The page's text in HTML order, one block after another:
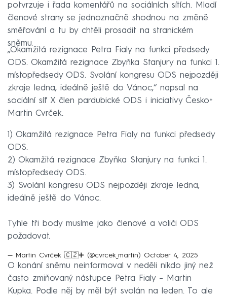
potvrzuje i řada komentářů na sociálních sítích. Mladí
členové strany se jednoznačně shodnou na změně
směřování a tu by chtěli prosadit na stranickém
sněmu.
„Okamžitá rezignace Petra Fialy na funkci předsedy
ODS. Okamžitá rezignace Zbyňka Stanjury na funkci 1.
místopředsedy ODS. Svolání kongresu ODS nejpozději
zkraje ledna, ideálně ještě do Vánoc,“ napsal na
sociální síť X člen pardubické ODS i iniciativy Česko+
Martin Cvrček.
1) Okamžitá rezignace Petra Fialy na funkci předsedy
ODS.
2) Okamžitá rezignace Zbyňka Stanjury na funkci 1.
místopředsedy ODS.
3) Svolání kongresu ODS nejpozději zkraje ledna,
ideálně ještě do Vánoc.
Tyhle tři body musíme jako členové a voliči ODS
požadovat.
— Martin Cvrček 🇨🇿➕ (@cvrcek_martin) October 4, 2025
O konání sněmu neinformoval v neděli nikdo jiný než
často zmiňovaný nástupce Petra Fialy – Martin
Kupka. Podle něj by měl být svolán na leden. To ale